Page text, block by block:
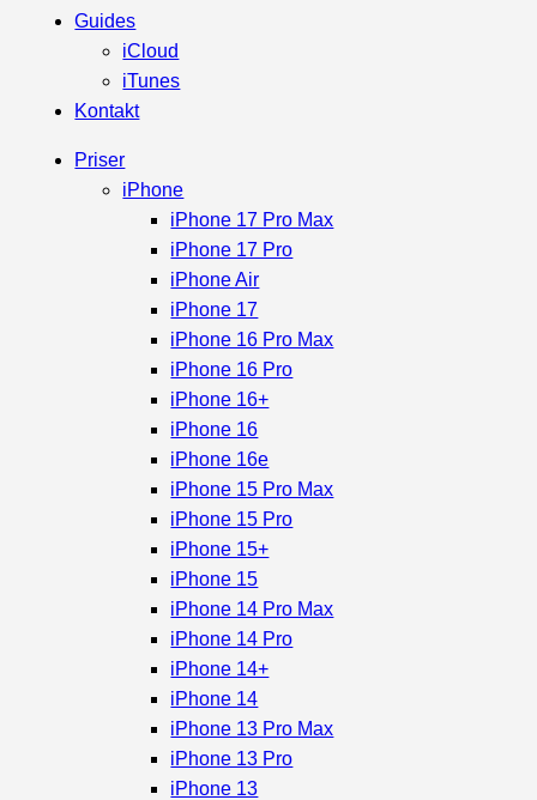
Guides
iCloud
iTunes
Kontakt
Priser
iPhone
iPhone 17 Pro Max
iPhone 17 Pro
iPhone Air
iPhone 17
iPhone 16 Pro Max
iPhone 16 Pro
iPhone 16+
iPhone 16
iPhone 16e
iPhone 15 Pro Max
iPhone 15 Pro
iPhone 15+
iPhone 15
iPhone 14 Pro Max
iPhone 14 Pro
iPhone 14+
iPhone 14
iPhone 13 Pro Max
iPhone 13 Pro
iPhone 13